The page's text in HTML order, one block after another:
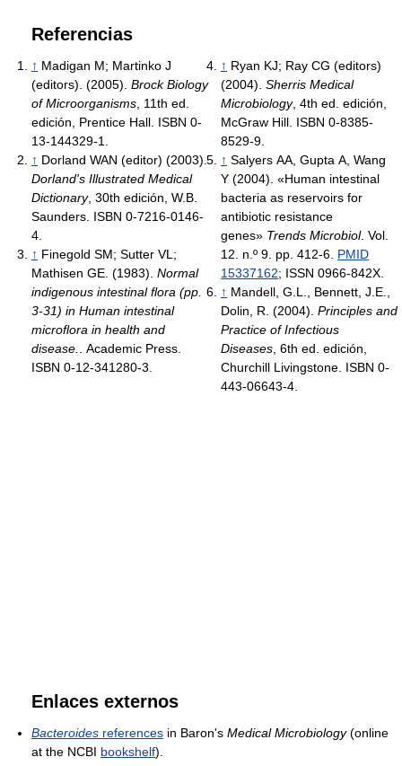
Referencias
↑ Madigan M; Martinko J
(editors). (2005). Brock Biology
of Microorganisms , 11th ed.
edición, Prentice Hall. ISBN 0-
13-144329-1.
↑ Dorland WAN (editor) (2003).
Dorland's Illustrated Medical
Dictionary, 30th edición, W.B.
Saunders. ISBN 0-7216-0146-
4.
↑ Finegold SM; Sutter VL;
Mathisen GE. (1983). Normal
indigenous intestinal flora (pp.
3-31) in Human intestinal
microflora in health and
disease.
. Academic Press.
ISBN 0-12-341280-3.
↑ Ryan KJ; Ray CG (editors)
(2004). Sherris Medical
Microbiology, 4th ed. edición,
McGraw Hill. ISBN 0-8385-
8529-9.
↑ Salyers AA, Gupta A, Wang
Y (2004). «Human intestinal
bacteria as reservoirs for
antibiotic resistance
genes» Trends Microbiol. Vol.
12. n.º 9. pp. 412-6. PMID
15337162; ISSN 0966-842X.
↑ Mandell, G.L., Bennett, J.E.,
Dolin, R. (2004). Principles and
Practice of Infectious
Diseases , 6th ed. edición,
Churchill Livingstone. ISBN 0-
443-06643-4.
Enlaces externos
Bacteroides references in Baron's Medical Microbiology(online
at the NCBI bookshelf).